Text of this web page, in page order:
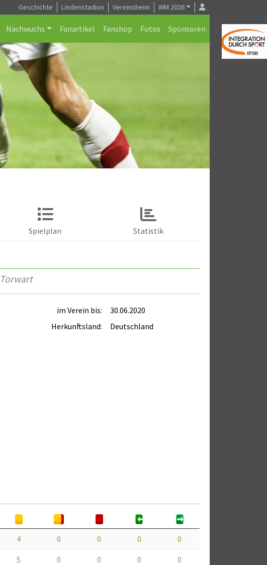
Geschichte Lindenstadion Vereinsheim WM 2026
Nachwuchs Fanartikel Fanshop Fotos Sponsoren
Spielplan Statistik
Torwart
im Verein bis:
30.06.2020
Herkunftsland:
Deutschland
4 0 0 0 0
5 0 0 0 0